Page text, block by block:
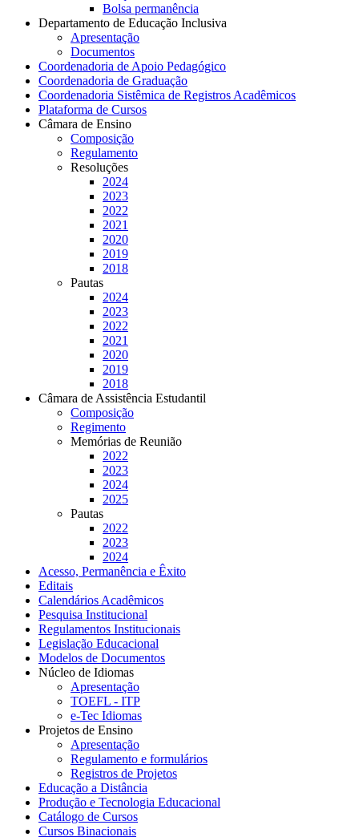
Bolsa permanência
Departamento de Educação Inclusiva
Apresentação
Documentos
Coordenadoria de Apoio Pedagógico
Coordenadoria de Graduação
Coordenadoria Sistêmica de Registros Acadêmicos
Plataforma de Cursos
Câmara de Ensino
Composição
Regulamento
Resoluções
2024
2023
2022
2021
2020
2019
2018
Pautas
2024
2023
2022
2021
2020
2019
2018
Câmara de Assistência Estudantil
Composição
Regimento
Memórias de Reunião
2022
2023
2024
2025
Pautas
2022
2023
2024
Acesso, Permanência e Êxito
Editais
Calendários Acadêmicos
Pesquisa Institucional
Regulamentos Institucionais
Legislação Educacional
Modelos de Documentos
Núcleo de Idiomas
Apresentação
TOEFL - ITP
e-Tec Idiomas
Projetos de Ensino
Apresentação
Regulamento e formulários
Registros de Projetos
Educação a Distância
Produção e Tecnologia Educacional
Catálogo de Cursos
Cursos Binacionais